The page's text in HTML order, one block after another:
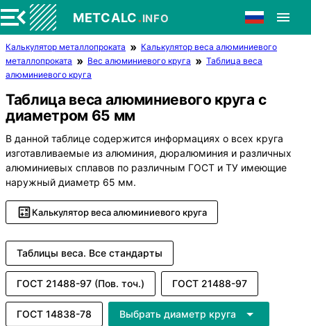
METCALC.INFO
Калькулятор металлопроката
Калькулятор веса алюминиевого
металлопроката
Вес алюминиевого круга
Таблица веса
алюминиевого круга
Таблица веса алюминиевого круга с
диаметром 65 мм
В данной таблице содержится информациях о всех круга
изготавливаемые из алюминия, дюралюминия и различных
алюминиевых сплавов по различным ГОСТ и ТУ имеющие
наружный диаметр 65 мм.
Калькулятор веса алюминиевого круга
Таблицы веса. Все стандарты
ГОСТ 21488-97 (Пов. точ.) ГОСТ 21488-97
ГОСТ 14838-78 Выбрать диаметр круга